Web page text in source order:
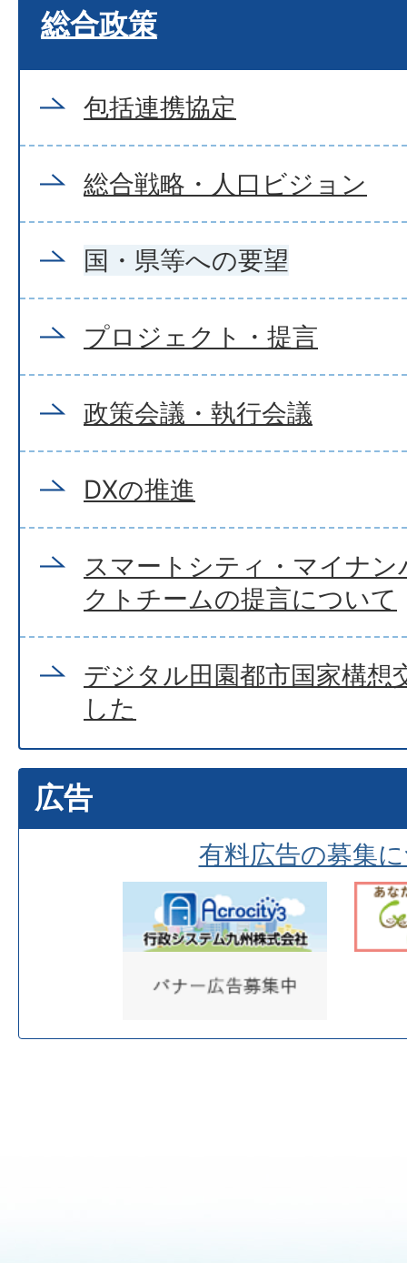
総合政策
包括連携協定
総合戦略・人口ビジョン
国・県等への要望
プロジェクト・提言
政策会議・執行会議
DXの推進
スマートシティ・マイナ
クトチームの提言について
デジタル田園都市国家構想
した
広告
有料広告の募集